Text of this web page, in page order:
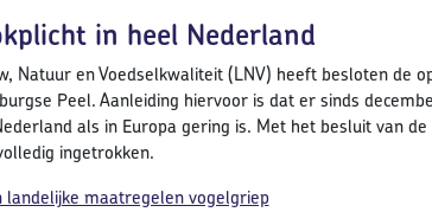
in heel Nederland
Natuur en Voedselkwaliteit (LNV) heeft besloten de
Peel. Aanleiding hiervoor is dat er sinds
als in Europa gering is. Met het besluit van
ingetrokken.
maatregelen vogelgriep